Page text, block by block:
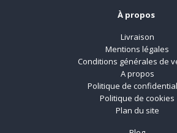
À propos
Livraison
Mentions légales
Conditions générales de
A propos
Politique de
Politique de cookies
Plan du site